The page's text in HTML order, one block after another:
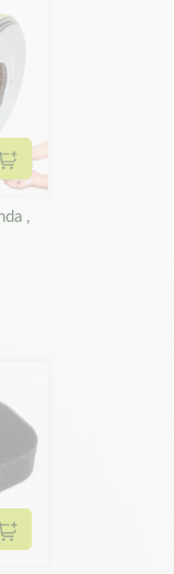
Ajouter au panier
,
Ajouter au panier